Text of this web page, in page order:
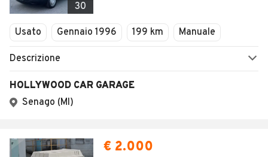
30
Usato Gennaio 1996 199 km Manuale
Descrizione
HOLLYWOOD CAR GARAGE
Senago (MI)
€ 2.000